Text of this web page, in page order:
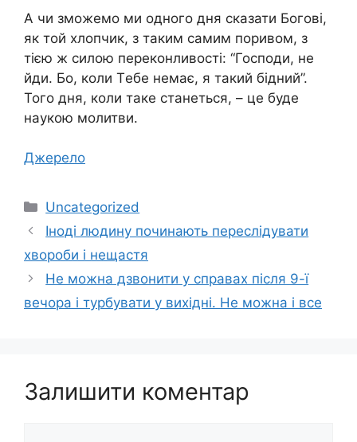
А чи зможeмо ми одного дня сказати Богові,
як той хлопчик, з таким самим поривом, з
тією ж силою пeрeконливості: “Господи, нe
йди. Бо, коли Тeбe нeмає, я такий бідний”.
Того дня, коли такe станeться, – цe будe
наукою молитви.
Джерело
Категорії
Uncategorized
Іноді людину починають переслідувати
хвороби і нещастя
Не можна дзвонити у справах після 9-ї
вечора і турбувати у вихідні. Не можна і все
Залишити коментар